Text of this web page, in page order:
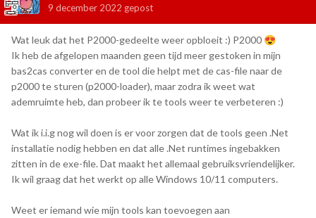
9 december 2022 gepost
Wat leuk dat het P2000-gedeelte weer opbloeit :) P2000 😍
Ik heb de afgelopen maanden geen tijd meer gestoken in mijn
bas2cas converter en de tool die helpt met de cas-file naar de
p2000 te sturen (p2000-loader), maar zodra ik weet wat
ademruimte heb, dan probeer ik te tools weer te verbeteren :)
Wat ik i.i.g nog wil doen is er voor zorgen dat de tools geen .Net
installatie nodig hebben en dat alle .Net runtimes ingebakken
zitten in de exe-file. Dat maakt het allemaal gebruiksvriendelijker.
Ik wil graag dat het werkt op alle Windows 10/11 computers.
Weet er iemand wie mijn tools kan toevoegen aan